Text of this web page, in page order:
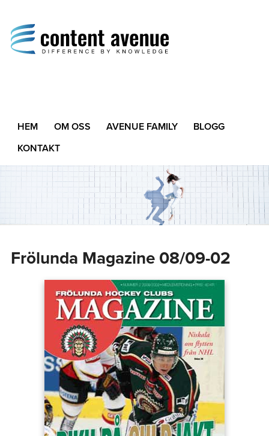
Difference by Knowledge
HEM OM OSS AVENUE FAMILY
BLOGG
KONTAKT
Frölunda Magazine 08/09-02